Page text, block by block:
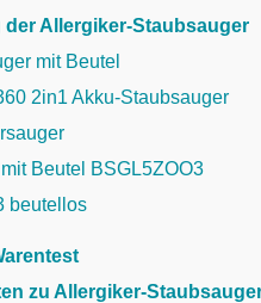
Allergiker-Staubsauger
mit Beutel
2in1 Akku-Staubsauger
Beutel BSGL5ZOO3
beutellos
zu Allergiker-